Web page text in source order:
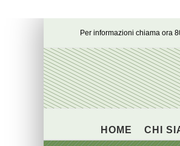
Per informazioni chiama ora
HOME CHI